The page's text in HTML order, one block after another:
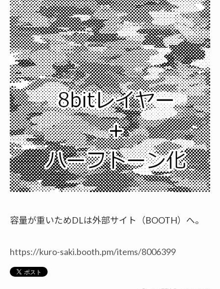
容量が重いためDLは外部サイト（BOOTH）へ。
https://kuro-saki.booth.pm/items/8006399